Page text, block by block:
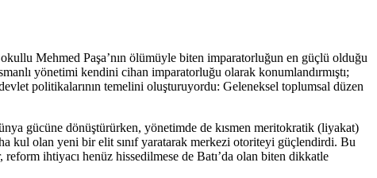
Mehmed Paşa’nın ölümüyle biten imparatorluğun en güçlü olduğu
yönetimi kendini cihan imparatorluğu olarak konumlandırmıştı;
politikalarının temelini oluşturuyordu: Geleneksel toplumsal düzen
gücüne dönüştürürken, yönetimde de kısmen meritokratik (liyakat)
kul olan yeni bir elit sınıf yaratarak merkezi otoriteyi güçlendirdi. Bu
ihtiyacı henüz hissedilmese de Batı’da olan biten dikkatle